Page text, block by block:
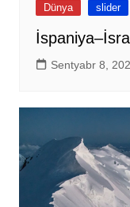
Dünya slider
Sentyabr 8,